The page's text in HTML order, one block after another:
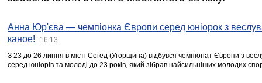
Анна Юр'єва — чемпіонка Європи серед юніорок з
каное!
16:13
З 23 до 26 липня в місті Сегед (Угорщина) відбувся чемпіонат Європи з
серед юніорів та молоді до 23 років, який зібрав найсильніших молодих